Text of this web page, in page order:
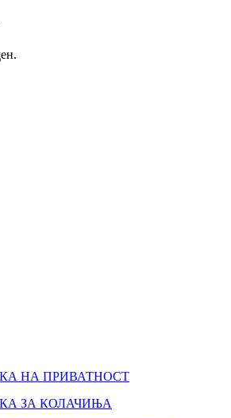
НА ПРИВАТНОСТ
ЗА КОЛАЧИЊА